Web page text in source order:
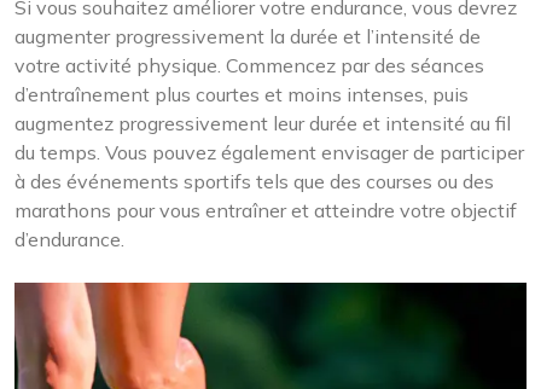
Si vous souhaitez améliorer votre endurance, vous devrez
augmenter progressivement la durée et l’intensité de
votre activité physique. Commencez par des séances
d’entraînement plus courtes et moins intenses, puis
augmentez progressivement leur durée et intensité au fil
du temps. Vous pouvez également envisager de participer
à des événements sportifs tels que des courses ou des
marathons pour vous entraîner et atteindre votre objectif
d’endurance.